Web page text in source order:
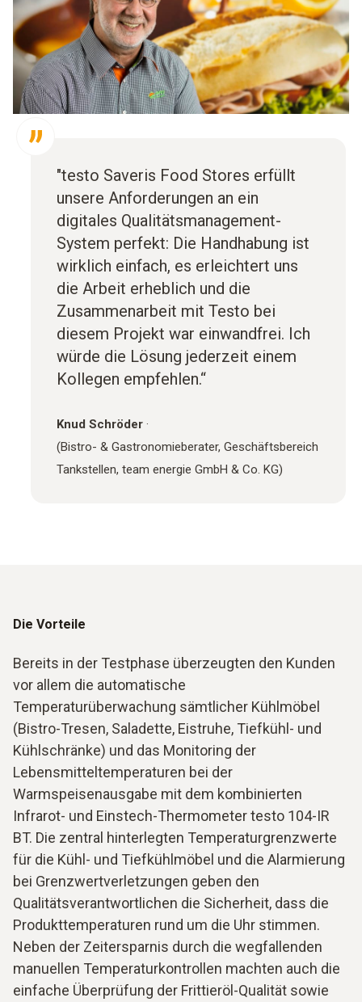
"testo Saveris Food Stores erfüllt
unsere Anforderungen an ein
digitales Qualitätsmanagement-
System perfekt: Die Handhabung ist
wirklich einfach, es erleichtert uns
die Arbeit erheblich und die
Zusammenarbeit mit Testo bei
diesem Projekt war einwandfrei. Ich
würde die Lösung jederzeit einem
Kollegen empfehlen.“
Knud Schröder ·
(Bistro- & Gastronomieberater, Geschäftsbereich
Tankstellen, team energie GmbH & Co. KG)
Die Vorteile
Bereits in der Testphase überzeugten den Kunden
vor allem die automatische
Temperaturüberwachung sämtlicher Kühlmöbel
(Bistro-Tresen, Saladette, Eistruhe, Tiefkühl- und
Kühlschränke) und das Monitoring der
Lebensmitteltemperaturen bei der
Warmspeisenausgabe mit dem kombinierten
Infrarot- und Einstech-Thermometer testo 104-IR
BT. Die zentral hinterlegten Temperaturgrenzwerte
für die Kühl- und Tiefkühlmöbel und die Alarmierung
bei Grenzwertverletzungen geben den
Qualitätsverantwortlichen die Sicherheit, dass die
Produkttemperaturen rund um die Uhr stimmen.
Neben der Zeitersparnis durch die wegfallenden
manuellen Temperaturkontrollen machten auch die
einfache Überprüfung der Frittieröl-Qualität sowie